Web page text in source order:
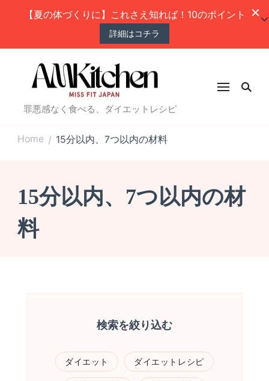
【夏の体づくりに】これさえ知れば！10のポイント
詳細はコチラ
罪悪感なく食べる、ダイエットレシピ
Home / 15分以内、7つ以内の材料
15分以内、7つ以内の材
料
検索を絞り込む
ダイエット ダイエットレシピ